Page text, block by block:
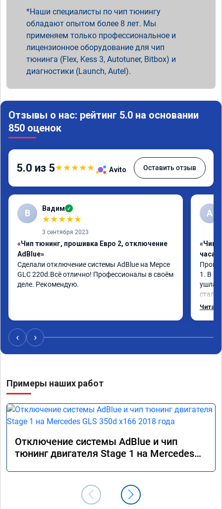
Наши специалисты по чип тюнингу
обладают опытом более 8 лет. Мы
применяем только профессиональное и
лицензионное оборудование для чип
тюнинга (Flex, Kess 3, Autotuner, Bitbox) и
диагностики (Launch, Autel).
Отзывы о нас: рейтинг 5.0 на основании
850 оценок
5.0 из 5★★★★★ Avito Оставить отзыв
В Вадим ✓
★★★★★
3 сентября 2023
«Чип тюнинг, прошивка Евро 2, отключение
AdBlue»
Сделали отключение системы AdBlue на Мерсе
GLC 220d.Всё отлично! Профессионалы в своём
деле. Рекомендую.
А
«Чип
часа»
1. В
ушла
стало
Одни
‹ ›
Примеры наших работ
Отключение системы AdBlue и чип
тюнинг двигателя Stage 1 на Mercedes